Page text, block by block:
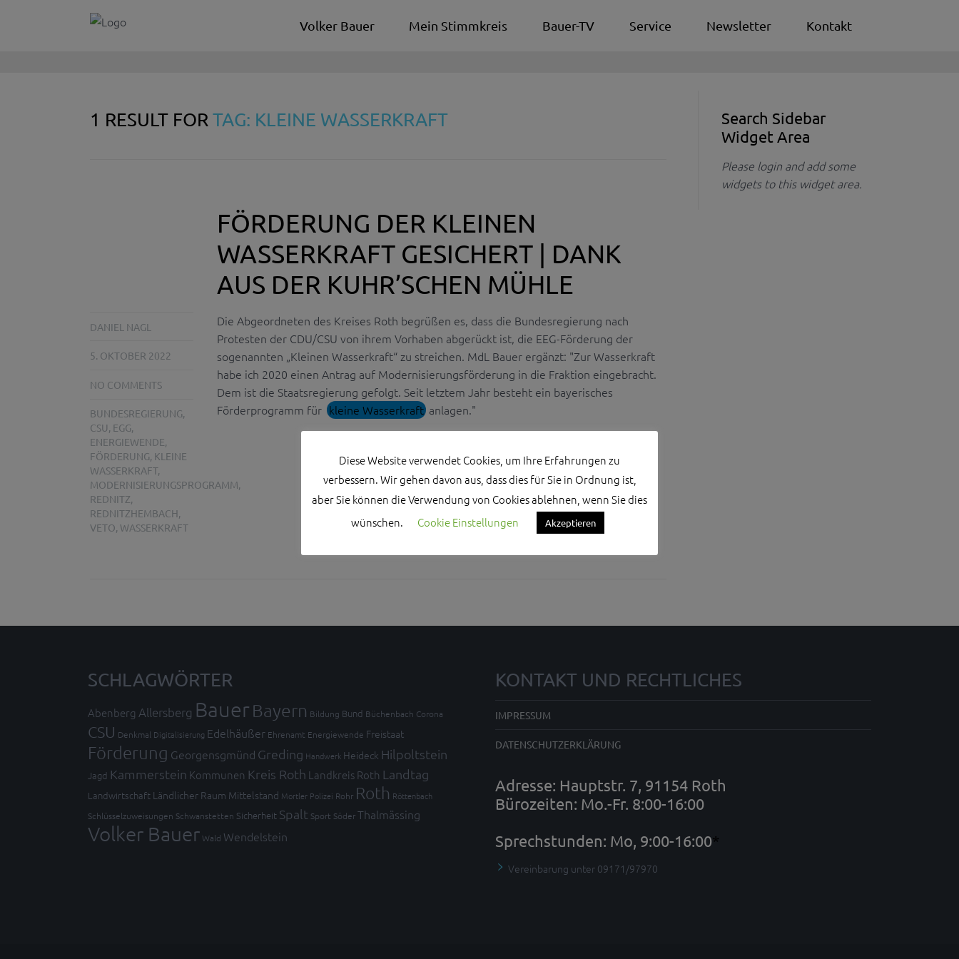
Volker Bauer Mein Stimmkreis Bauer-TV Service Newsletter Kontakt
1 RESULT FOR TAG: KLEINE WASSERKRAFT
FÖRDERUNG DER KLEINEN
WASSERKRAFT GESICHERT | DANK
AUS DER KUHR’SCHEN MÜHLE
DANIEL NAGL
5. OKTOBER 2022
NO COMMENTS
BUNDESREGIERUNG,
CSU, EGG,
ENERGIEWENDE,
FÖRDERUNG, KLEINE
WASSERKRAFT,
MODERNISIERUNGSPROGRAMM,
REDNITZ,
REDNITZHEMBACH,
VETO, WASSERKRAFT
Die Abgeordneten des Kreises Roth begrüßen es, dass die Bundesregierung nach
Protesten der CDU/CSU von ihrem Vorhaben abgerückt ist, die EEG-Förderung der
sogenannten „Kleinen Wasserkraft“ zu streichen. MdL Bauer ergänzt: "Zur Wasserkraft
habe ich 2020 einen Antrag auf Modernisierungsförderung in die Fraktion eingebracht.
Dem ist die Staatsregierung gefolgt. Seit letztem Jahr besteht ein bayerisches
Förderprogramm für kleine Wasserkraft anlagen."
Search Sidebar
Widget Area
Please login and add some
widgets to this widget area.
SCHLAGWÖRTER
Abenberg Allersberg Bauer Bayern Bildung Bund Büchenbach Corona
CSU Denkmal Digitalisierung Edelhäußer Ehrenamt Energiewende Freistaat
Förderung Georgensgmünd Greding Handwerk Heideck Hilpoltstein
Jagd Kammerstein Kommunen Kreis Roth Landkreis Roth Landtag
Landwirtschaft Ländlicher Raum Mittelstand Mortler Polizei Rohr Roth Röttenbach
Schlüsselzuweisungen Schwanstetten Sicherheit Spalt Sport SöderThalmässing
Volker BauerWald Wendelstein
KONTAKT UND RECHTLICHES
IMPRESSUM
DATENSCHUTZERKLÄRUNG
Adresse: Hauptstr. 7, 91154 Roth
Bürozeiten: Mo.-Fr. 8:00-16:00
Sprechstunden: Mo, 9:00-16:00*
Vereinbarung unter 09171/97970
Diese Website verwendet Cookies, um Ihre Erfahrungen zu
verbessern. Wir gehen davon aus, dass dies für Sie in Ordnung ist,
aber Sie können die Verwendung von Cookies ablehnen, wenn Sie dies
wünschen.
Cookie Einstellungen Akzeptieren